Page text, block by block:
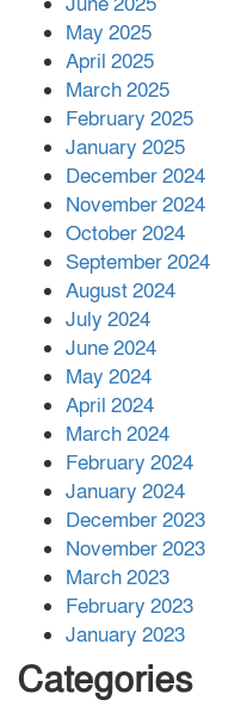
May 2025
April 2025
March 2025
February 2025
January 2025
December 2024
November 2024
October 2024
September 2024
August 2024
July 2024
June 2024
May 2024
April 2024
March 2024
February 2024
January 2024
December 2023
November 2023
March 2023
February 2023
January 2023
Categories